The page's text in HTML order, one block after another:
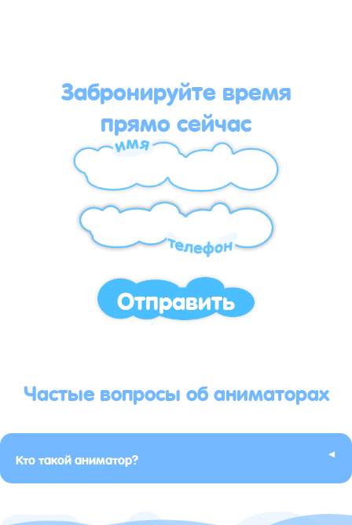
Забронируйте время
прямо сейчас
Отправить
Частые вопросы об аниматорах
Кто такой аниматор? ▸